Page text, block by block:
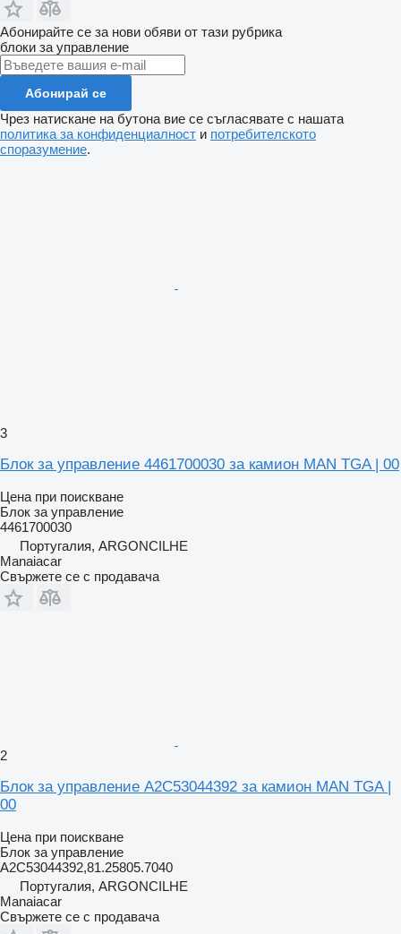
Абонирайте се за нови обяви от тази рубрика
блоки за управление
Абонирай се
Чрез натискане на бутона вие се съгласявате с нашата
политика за конфиденциалност и потребителското
споразумение.
3
Блок за управление 4461700030 за камион MAN TGA | 00
Цена при поискване
Блок за управление
4461700030
Португалия, ARGONCILHE
Manaiacar
Свържете се с продавача
2
Блок за управление A2C53044392 за камион MAN TGA |
00
Цена при поискване
Блок за управление
A2C53044392,81.25805.7040
Португалия, ARGONCILHE
Manaiacar
Свържете се с продавача